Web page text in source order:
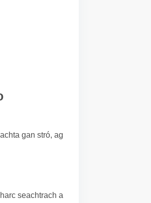
gan stró, ag
seachtrach a